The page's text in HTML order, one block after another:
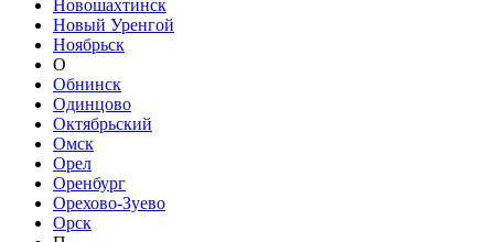
Новошахтинск
Новый Уренгой
Ноябрьск
О
Обнинск
Одинцово
Октябрьский
Омск
Орел
Оренбург
Орехово-Зуево
Орск